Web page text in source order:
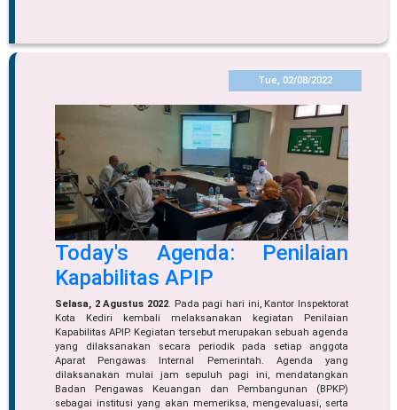
Tue, 02/08/2022
Today's Agenda: Penilaian
Kapabilitas APIP
Selasa, 2 Agustus 2022 . Pada pagi hari ini, Kantor Inspektorat
Kota Kediri kembali melaksanakan kegiatan Penilaian
Kapabilitas APIP. Kegiatan tersebut merupakan sebuah agenda
yang dilaksanakan secara periodik pada setiap anggota
Aparat Pengawas Internal Pemerintah. Agenda yang
dilaksanakan mulai jam sepuluh pagi ini, mendatangkan
Badan Pengawas Keuangan dan Pembangunan (BPKP)
sebagai institusi yang akan memeriksa, mengevaluasi, serta